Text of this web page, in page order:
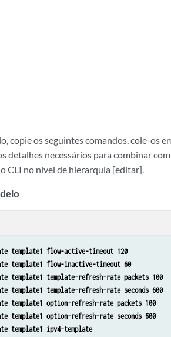
copie os seguintes comandos, cole-os
detalhes necessários para combinar
CLI no nível de hierarquia [editar].
template1 flow-active-timeout 120
template1 flow-inactive-timeout 60
template1 template-refresh-rate packets 100
template1 template-refresh-rate seconds 600
template1 option-refresh-rate packets 100
template1 option-refresh-rate seconds 600
template1 ipv4-template